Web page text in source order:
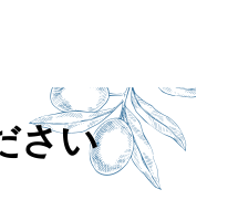
さい